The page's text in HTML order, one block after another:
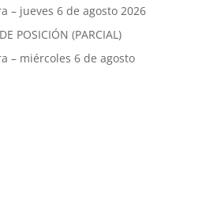
– jueves 6 de agosto 2026
POSICIÓN (PARCIAL)
– miércoles 6 de agosto